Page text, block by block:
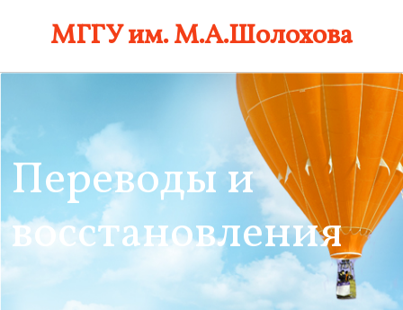
МГГУ им. М.А.Шолохова
Переводы и
восстановления